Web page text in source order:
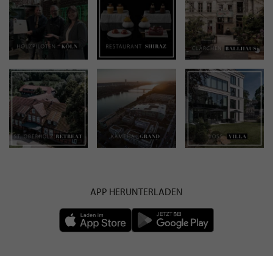
APP HERUNTERLADEN